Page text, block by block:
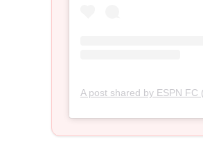
A post shared by ESPN FC